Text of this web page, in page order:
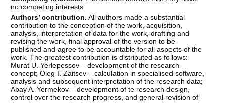
no competing interests.
Authors’ contribution. All authors made a substantial
contribution to the conception of the work, acquisition,
analysis, interpretation of data for the work, drafting and
revising the work, final approval of the version to be
published and agree to be accountable for all aspects of the
work. The greatest contribution is distributed as follows:
Murat U. Yerlepessov – development of the research
concept; Oleg I. Zaitsev – calculation in specialised software,
analysis and subsequent interpretation of the research data;
Abay A. Yermekov – development of te research design,
control over the research progress, and general revision of